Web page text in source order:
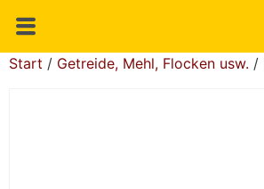
Start / Getreide, Mehl, Flocken usw. /